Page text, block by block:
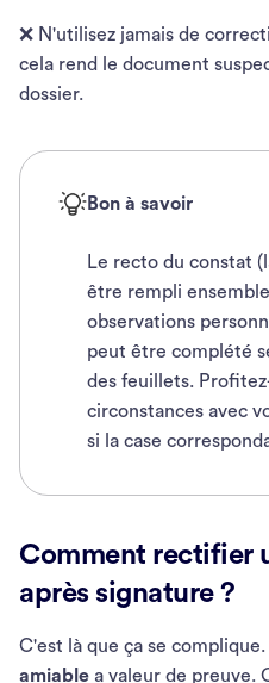
❌ N'utilisez jamais de
cela rend le document
dossier.
Bon à savoir
Le recto du constat
être rempli
observations
peut être complété
des feuillets.
circonstances avec
si la case
Comment rectifier
après signature ?
C'est là que ça se
amiable a valeur de preuve.